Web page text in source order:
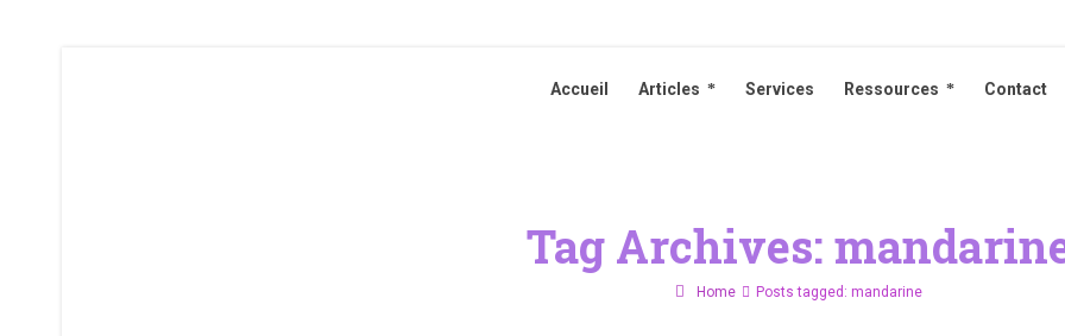
Accueil Articles Services Ressources Contact
Tag Archives:
Home Posts tagged: mandarine